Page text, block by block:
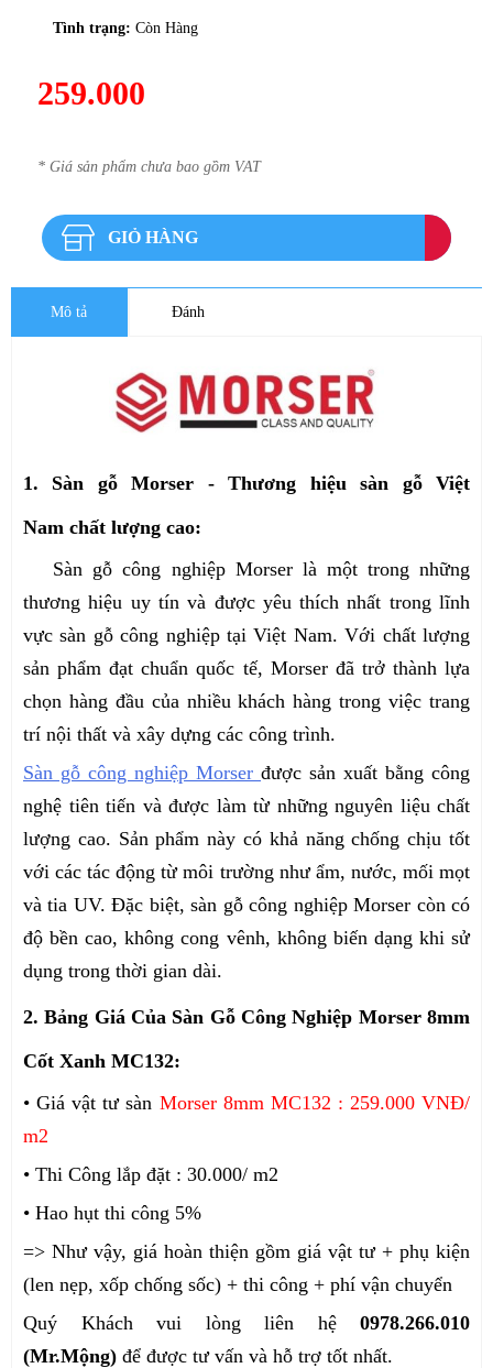
Tình trạng: Còn Hàng
259.000
* Giá sản phẩm chưa bao gồm VAT
GIỎ HÀNG
Mô tả Đánh
1. Sàn gỗ Morser - Thương hiệu sàn gỗ Việt
Nam chất lượng cao:
Sàn gỗ công nghiệp Morser là một trong những
thương hiệu uy tín và được yêu thích nhất trong lĩnh
vực sàn gỗ công nghiệp tại Việt Nam. Với chất lượng
sản phẩm đạt chuẩn quốc tế, Morser đã trở thành lựa
chọn hàng đầu của nhiều khách hàng trong việc trang
trí nội thất và xây dựng các công trình.
Sàn gỗ công nghiệp Morser được sản xuất bằng công
nghệ tiên tiến và được làm từ những nguyên liệu chất
lượng cao. Sản phẩm này có khả năng chống chịu tốt
với các tác động từ môi trường như ẩm, nước, mối mọt
và tia UV. Đặc biệt, sàn gỗ công nghiệp Morser còn có
độ bền cao, không cong vênh, không biến dạng khi sử
dụng trong thời gian dài.
2. Bảng Giá Của Sàn Gỗ Công Nghiệp Morser 8mm
Cốt Xanh MC132:
• Giá vật tư sàn Morser 8mm MC132 : 259.000 VNĐ/
m2
• Thi Công lắp đặt : 30.000/ m2
• Hao hụt thi công 5%
=> Như vậy, giá hoàn thiện gồm giá vật tư + phụ kiện
(len nẹp, xốp chống sốc) + thi công + phí vận chuyển
Quý Khách vui lòng liên hệ 0978.266.010
(Mr.Mộng) để được tư vấn và hỗ trợ tốt nhất.